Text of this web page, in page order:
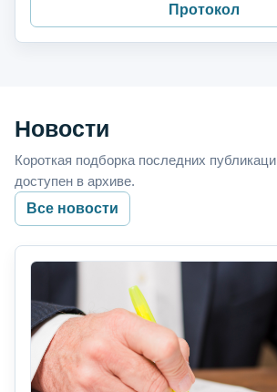
Протокол
Новости
Короткая подборка последних
доступен в архиве.
Все новости